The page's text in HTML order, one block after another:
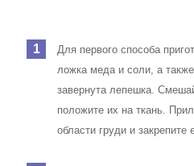
Для первого способа
ложка меда и соли, а
завернута лепешка.
положите их на ткань.
области груди и закрепите